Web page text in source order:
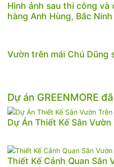
Hình ảnh sau thi công và
hàng Anh Hùng, Bắc Ninh
Vườn trên mái Chú Dũng
Dự án GREENMORE
Dự Án Thiết Kế Sân Vườn
Thiết Kế Cảnh Quan Sân